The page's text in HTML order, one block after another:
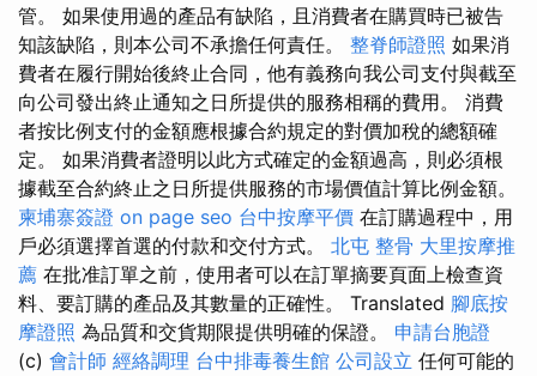
管。 如果使用過的產品有缺陷，且消費者在購買時已被告
知該缺陷，則本公司不承擔任何責任。 整脊師證照 如果消
費者在履行開始後終止合同，他有義務向我公司支付與截至
向公司發出終止通知之日所提供的服務相稱的費用。 消費
者按比例支付的金額應根據合約規定的對價加稅的總額確
定。 如果消費者證明以此方式確定的金額過高，則必須根
據截至合約終止之日所提供服務的市場價值計算比例金額。
柬埔寨簽證 on page seo 台中按摩平價 在訂購過程中，用
戶必須選擇首選的付款和交付方式。 北屯 整骨 大里按摩推
薦 在批准訂單之前，使用者可以在訂單摘要頁面上檢查資
料、要訂購的產品及其數量的正確性。 Translated 腳底按
摩證照 為品質和交貨期限提供明確的保證。 申請台胞證
(c) 會計師 經絡調理 台中排毒養生館 公司設立 任何可能的